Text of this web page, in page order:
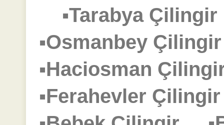
▪Tarabya
▪Osmanbey
▪Haciosman
▪Ferahevler